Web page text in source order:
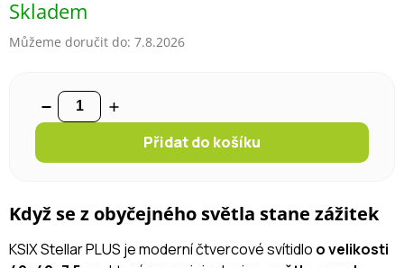
Skladem
Můžeme doručit do: 7.8.2026
Přidat do košíku
Když se z obyčejného světla stane zážitek
KSIX Stellar PLUS je moderní čtvercové svítidlo o velikosti